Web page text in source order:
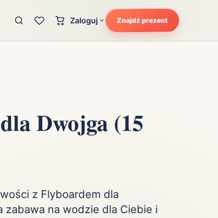
Lans i błysk reflektorów
Zaloguj Znajdź prezent
Dwojga (15
z Flyboardem dla
zabawa na wodzie dla Ciebie i